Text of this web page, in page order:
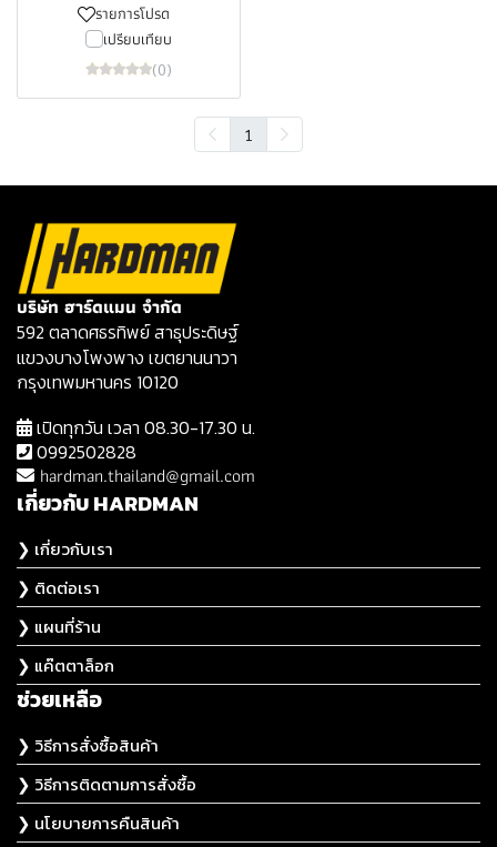
รายการโปรด
เปรียบเทียบ
(0)
1
บริษัท ฮาร์ดแมน จำกัด
592 ตลาดศธรทิพย์ สาธุประดิษฐ์
แขวงบางโพงพาง เขตยานนาวา
กรุงเทพมหานคร 10120
เปิดทุกวัน เวลา 08.30-17.30 น.
0992502828
hardman.thailand@gmail.com
เกี่ยวกับ HARDMAN
❯ เกี่ยวกับเรา
❯ ติดต่อเรา
❯ แผนที่ร้าน
❯ แค๊ตตาล็อก
ช่วยเหลือ
❯ วิธีการสั่งซื้อสินค้า
❯ วิธีการติดตามการสั่งซื้อ
❯ นโยบายการคืนสินค้า